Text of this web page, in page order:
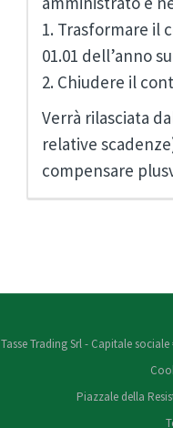
1. Trasformare il
01.01 dell’anno
2. Chiudere il
Verrà rilasciata
relative
compensare
Tasse Trading Srl - Capitale sociale
Piazzale della